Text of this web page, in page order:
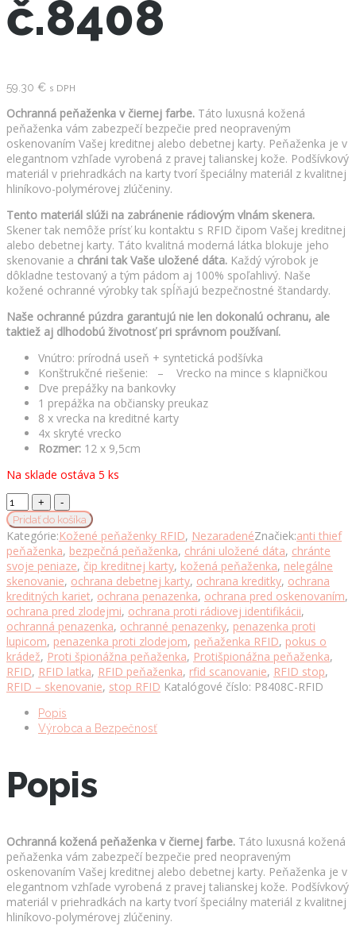
č.8408
59.30 € s DPH
Ochranná peňaženka v čiernej farbe. Táto luxusná kožená
peňaženka vám zabezpečí bezpečie pred neopraveným
oskenovaním Vašej kreditnej alebo debetnej karty. Peňaženka je v
elegantnom vzhľade vyrobená z pravej talianskej kože. Podšívkový
materiál v priehradkách na karty tvorí špeciálny materiál z kvalitnej
hliníkovo-polymérovej zlúčeniny.
Tento materiál slúži na zabránenie rádiovým vlnám skenera.
Skener tak nemôže prísť ku kontaktu s RFID čipom Vašej kreditnej
alebo debetnej karty. Táto kvalitná moderná látka blokuje jeho
skenovanie a chráni tak Vaše uložené dáta. Každý výrobok je
dôkladne testovaný a tým pádom aj 100% spoľahlivý. Naše
kožené ochranné výrobky tak spĺňajú bezpečnostné štandardy.
Naše ochranné púzdra garantujú nie len dokonalú ochranu, ale
taktiež aj dlhodobú životnosť pri správnom používaní.
Vnútro: prírodná useň + syntetická podšívka
Konštrukčné riešenie: – Vrecko na mince s klapničkou
Dve prepážky na bankovky
1 prepážka na občiansky preukaz
8 x vrecka na kreditné karty
4x skryté vrecko
Rozmer: 12 x 9,5cm
Na sklade ostáva 5 ks
Ochranná
RFID
kožená
peňaženka
v
čiernej
farbe
č.8408
množstvo
Pridať do košíka
Kategórie:Kožené peňaženky RFID, NezaradenéZnačiek:anti thief
peňaženka, bezpečná peňaženka, chráni uložené dáta, chránte
svoje peniaze, čip kreditnej karty, kožená peňaženka, nelegálne
skenovanie, ochrana debetnej karty, ochrana kreditky, ochrana
kreditných kariet, ochrana penazenka, ochrana pred oskenovaním,
ochrana pred zlodejmi, ochrana proti rádiovej identifikácii,
ochranná penazenka, ochranné penazenky, penazenka proti
lupicom, penazenka proti zlodejom, peňaženka RFID, pokus o
krádež, Proti špionážna peňaženka, Protišpionážna peňaženka,
RFID, RFID latka, RFID peňaženka, rfid scanovanie, RFID stop,
RFID – skenovanie, stop RFID Katalógové číslo: P8408C-RFID
Popis
Výrobca a Bezpečnosť
Popis
Ochranná kožená peňaženka v čiernej farbe. Táto luxusná kožená
peňaženka vám zabezpečí bezpečie pred neopraveným
oskenovaním Vašej kreditnej alebo debetnej karty. Peňaženka je v
elegantnom vzhľade vyrobená z pravej talianskej kože. Podšívkový
materiál v priehradkách na karty tvorí špeciálny materiál z kvalitnej
hliníkovo-polymérovej zlúčeniny.